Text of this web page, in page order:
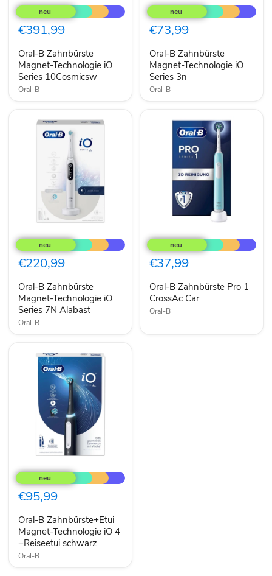
B
Zahnbürste
Magnet-
Technologie
Series
10Cosmicsw
€391,99
Oral-B Zahnbürste
Magnet-Technologie iO
Series 10Cosmicsw
Oral-B
B
Zahnbürste
Magnet-
Technologie
Series
3n
€73,99
Oral-B Zahnbürste
Magnet-Technologie iO
Series 3n
Oral-B
B
Zahnbürste
Magnet-
Technologie
Series
7N
Alabast
€220,99
Oral-B Zahnbürste
Magnet-Technologie iO
Series 7N Alabast
Oral-B
B
Zahnbürste
Pro
1
Car
€37,99
Oral-B Zahnbürste Pro 1
CrossAc Car
Oral-B
B
Zahnbürste+Etui
Magnet-
Technologie
4
+Reiseetui
schwarz
€95,99
Oral-B Zahnbürste+Etui
Magnet-Technologie iO 4
+Reiseetui schwarz
Oral-B